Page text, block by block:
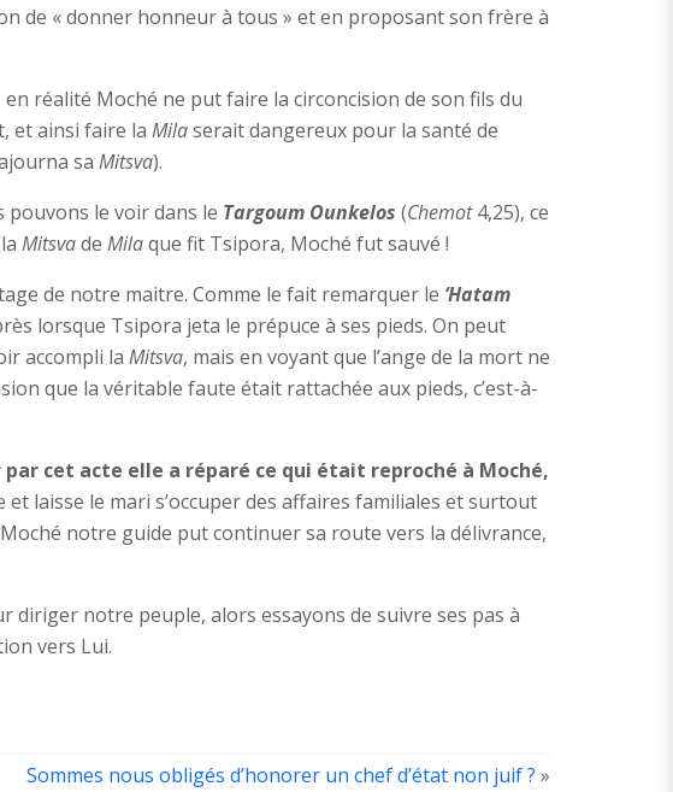
de « donner honneur à tous » et en proposant son frère à
en réalité Moché ne put faire la circoncision de son fils du
et ainsi faire la Milaserait dangereux pour la santé de
sa Mitsva).
pouvons le voir dans le Targoum Ounkelos (Chemot4,25), ce
Mitsvade Milaque fit Tsipora, Moché fut sauvé !
de notre maitre. Comme le fait remarquer le ‘Hatam
lorsque Tsipora jeta le prépuce à ses pieds. On peut
accompli la Mitsva, mais en voyant que l’ange de la mort ne
que la véritable faute était rattachée aux pieds, c’est-à-
par cet acte elle a réparé ce qui était reproché à Moché,
laisse le mari s’occuper des affaires familiales et surtout
notre guide put continuer sa route vers la délivrance,
diriger notre peuple, alors essayons de suivre ses pas à
vers Lui.
Sommes nous obligés d’honorer un chef d’état non juif ? »